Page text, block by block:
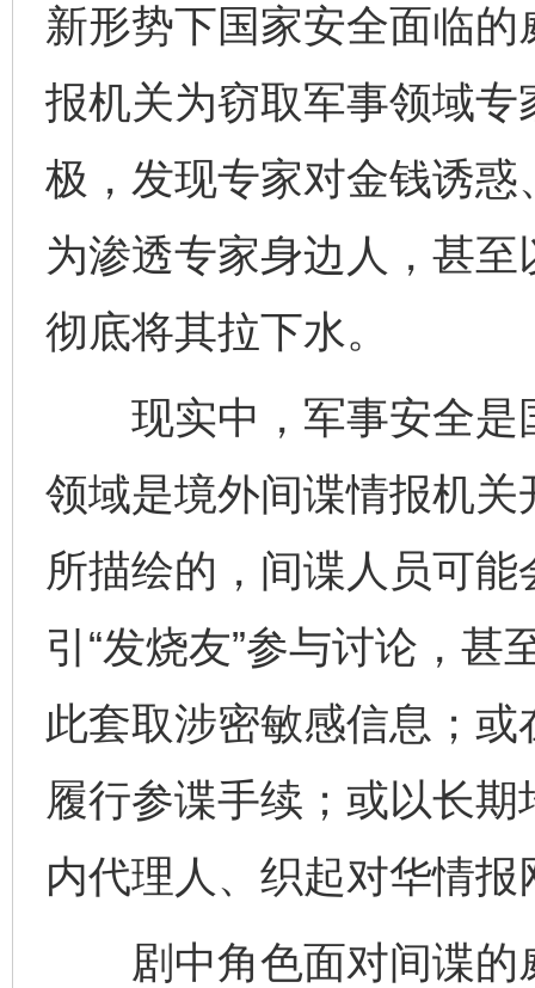
新形势下国家安全面临
报机关为窃取军事领域
极，发现专家对金钱诱
为渗透专家身边人，甚
彻底将其拉下水。
现实中，军事安全是
领域是境外间谍情报机
所描绘的，间谍人员可
引“发烧友”参与讨论，甚
此套取涉密敏感信息；
履行参谍手续；或以长
内代理人、织起对华情
剧中角色面对间谍的